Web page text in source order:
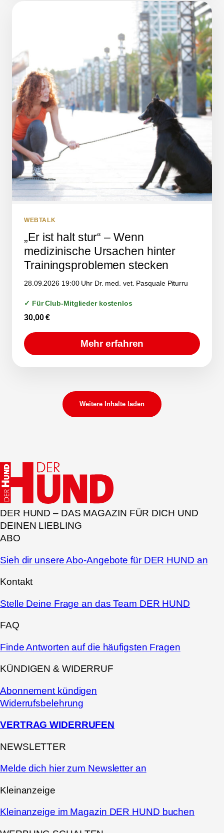
WEBTALK
„Er ist halt stur“ – Wenn
medizinische Ursachen hinter
Trainingsproblemen stecken
28.09.2026 19:00 Uhr Dr. med. vet. Pasquale Piturru
✓ Für Club-Mitglieder kostenlos
30,00€
Mehr erfahren
Weitere Inhalte laden
DER HUND – DAS MAGAZIN FÜR DICH UND
DEINEN LIEBLING
ABO
Sieh dir unsere Abo-Angebote für DER HUND an
Kontakt
Stelle Deine Frage an das Team DER HUND
FAQ
Finde Antworten auf die häufigsten Fragen
KÜNDIGEN & WIDERRUF
Abonnement kündigen
Widerrufsbelehrung
VERTRAG WIDERRUFEN
NEWSLETTER
Melde dich hier zum Newsletter an
Kleinanzeige
Kleinanzeige im Magazin DER HUND buchen